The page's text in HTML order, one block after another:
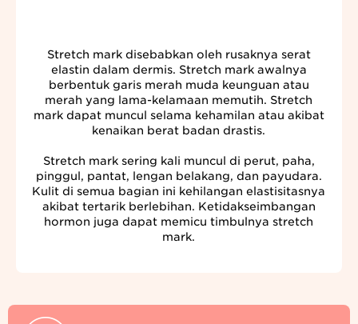
Stretch mark disebabkan oleh rusaknya serat
elastin dalam dermis. Stretch mark awalnya
berbentuk garis merah muda keunguan atau
merah yang lama-kelamaan memutih. Stretch
mark dapat muncul selama kehamilan atau akibat
kenaikan berat badan drastis.
Stretch mark sering kali muncul di perut, paha,
pinggul, pantat, lengan belakang, dan payudara.
Kulit di semua bagian ini kehilangan elastisitasnya
akibat tertarik berlebihan. Ketidakseimbangan
hormon juga dapat memicu timbulnya stretch
mark.